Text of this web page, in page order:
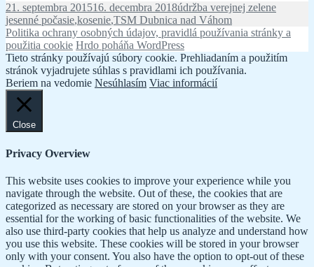
Publikované
21. septembra 201516. decembra 2018Kategórie
údržba verejnej zeleneZnačky
jesenné počasie,kosenie,TSM Dubnica nad Váhom
Politika ochrany osobných údajov, pravidlá používania stránky a
použitia cookie Hrdo poháňa WordPress
Tieto stránky používajú súbory cookie. Prehliadaním a použitím
stránok vyjadrujete súhlas s pravidlami ich používania.
Beriem na vedomie Nesúhlasím Viac informácií
Close
Privacy Overview
This website uses cookies to improve your experience while you
navigate through the website. Out of these, the cookies that are
categorized as necessary are stored on your browser as they are
essential for the working of basic functionalities of the website. We
also use third-party cookies that help us analyze and understand how
you use this website. These cookies will be stored in your browser
only with your consent. You also have the option to opt-out of these